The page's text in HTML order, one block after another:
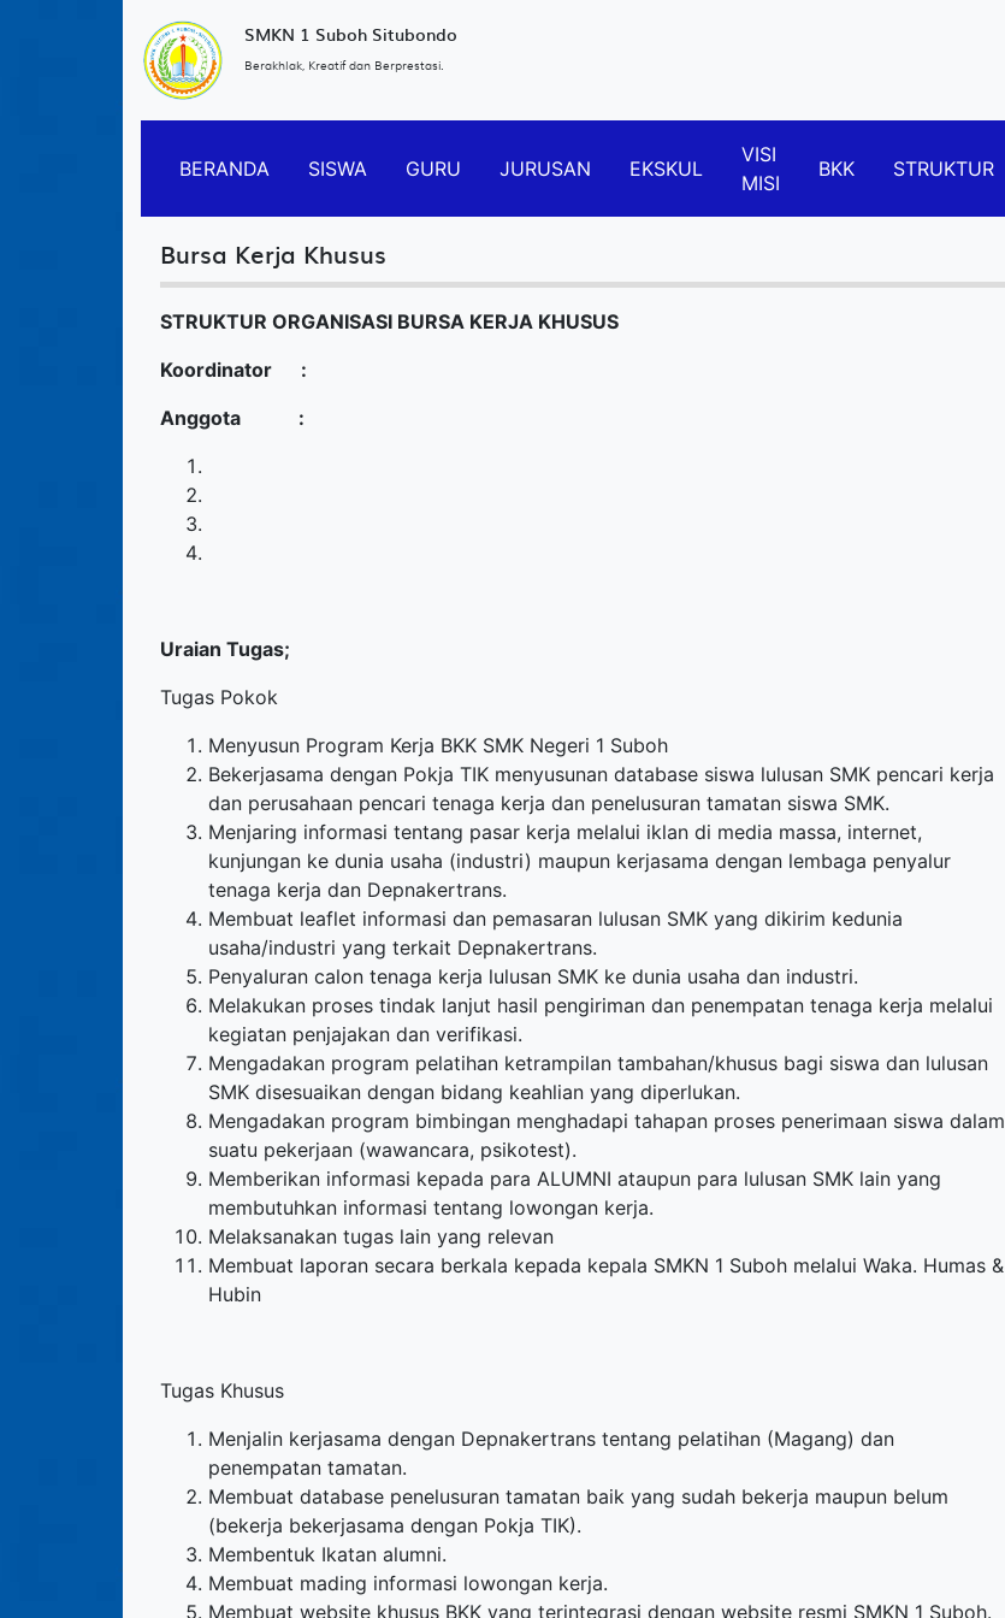
SMKN 1 Suboh Situbondo
Berakhlak, Kreatif dan Berprestasi.
BERANDA SISWA GURU JURUSAN EKSKUL
VISI
MISI
BKK STRUKTUR
Bursa Kerja Khusus
STRUKTUR ORGANISASI BURSA KERJA KHUSUS
Koordinator :
Anggota :
Uraian Tugas;
Tugas Pokok
Menyusun Program Kerja BKK SMK Negeri 1 Suboh
Bekerjasama dengan Pokja TIK menyusunan database siswa lulusan SMK pencari kerja
dan perusahaan pencari tenaga kerja dan penelusuran tamatan siswa SMK.
Menjaring informasi tentang pasar kerja melalui iklan di media massa, internet,
kunjungan ke dunia usaha (industri) maupun kerjasama dengan lembaga penyalur
tenaga kerja dan Depnakertrans.
Membuat leaflet informasi dan pemasaran lulusan SMK yang dikirim kedunia
usaha/industri yang terkait Depnakertrans.
Penyaluran calon tenaga kerja lulusan SMK ke dunia usaha dan industri.
Melakukan proses tindak lanjut hasil pengiriman dan penempatan tenaga kerja melalui
kegiatan penjajakan dan verifikasi.
Mengadakan program pelatihan ketrampilan tambahan/khusus bagi siswa dan lulusan
SMK disesuaikan dengan bidang keahlian yang diperlukan.
Mengadakan program bimbingan menghadapi tahapan proses penerimaan siswa dalam
suatu pekerjaan (wawancara, psikotest).
Memberikan informasi kepada para ALUMNI ataupun para lulusan SMK lain yang
membutuhkan informasi tentang lowongan kerja.
Melaksanakan tugas lain yang relevan
Membuat laporan secara berkala kepada kepala SMKN 1 Suboh melalui Waka. Humas &
Hubin
Tugas Khusus
Menjalin kerjasama dengan Depnakertrans tentang pelatihan (Magang) dan
penempatan tamatan.
Membuat database penelusuran tamatan baik yang sudah bekerja maupun belum
(bekerja bekerjasama dengan Pokja TIK).
Membentuk Ikatan alumni.
Membuat mading informasi lowongan kerja.
Membuat website khusus BKK yang terintegrasi dengan website resmi SMKN 1 Suboh.